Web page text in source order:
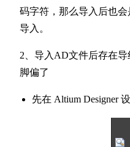
码字符，那么导入后也
导入。
2、导入AD文件后存在
脚偏了
先在 Altium Designer